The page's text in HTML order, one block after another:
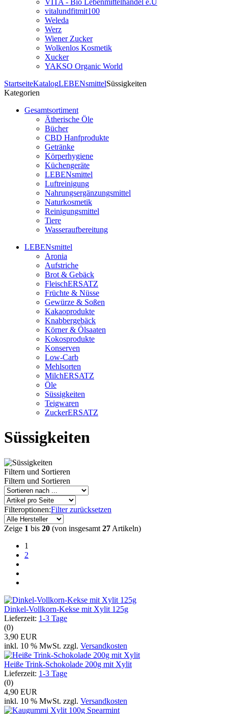
VITA - Bio Lebenmittelhandel e.U
vitalundfitmit100
Weleda
Werz
Wiener Zucker
Wolkenlos Kosmetik
Xucker
YAKSO Organic World
StartseiteKatalogLEBENsmittelSüssigkeiten
Kategorien
Gesamtsortiment
Ätherische Öle
Bücher
CBD Hanfprodukte
Getränke
Körperhygiene
Küchengeräte
LEBENsmittel
Luftreinigung
Nahrungsergänzungsmittel
Naturkosmetik
Reinigungsmittel
Tiere
Wasseraufbereitung
LEBENsmittel
Aronia
Aufstriche
Brot & Gebäck
FleischERSATZ
Früchte & Nüsse
Gewürze & Soßen
Kakaoprodukte
Knabbergebäck
Körner & Ölsaaten
Kokosprodukte
Konserven
Low-Carb
Mehlsorten
MilchERSATZ
Öle
Süssigkeiten
Teigwaren
ZuckerERSATZ
Süssigkeiten
Filtern und Sortieren
Filtern und Sortieren
Filteroptionen:Filter zurücksetzen
Zeige 1 bis 20 (von insgesamt 27 Artikeln)
1
2
Dinkel-Vollkorn-Kekse mit Xylit 125g
Lieferzeit: 1-3 Tage
(0)
3,90 EUR
inkl. 10 % MwSt. zzgl. Versandkosten
Heiße Trink-Schokolade 200g mit Xylit
Lieferzeit: 1-3 Tage
(0)
4,90 EUR
inkl. 10 % MwSt. zzgl. Versandkosten